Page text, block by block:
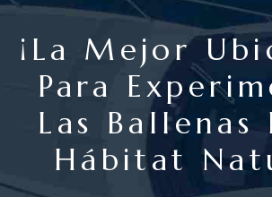
¡La Mejor
Para
Las Ballenas
Hábitat